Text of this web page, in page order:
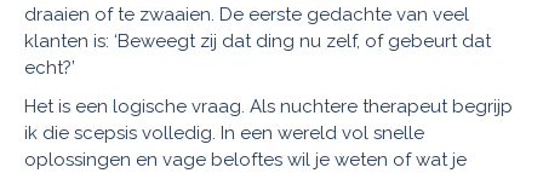
draaien of te zwaaien. De eerste gedachte van veel
klanten is: ‘Beweegt zij dat ding nu zelf, of gebeurt dat
echt?’
Het is een logische vraag. Als nuchtere therapeut begrijp
ik die scepsis volledig. In een wereld vol snelle
oplossingen en vage beloftes wil je weten of wat je